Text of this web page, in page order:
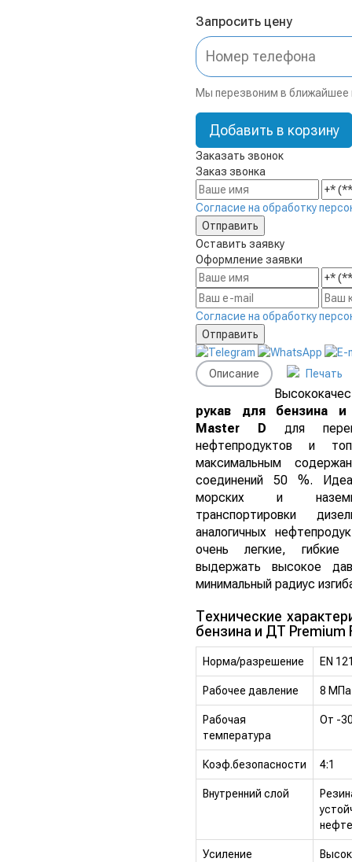
Запросить цену
Мы перезвоним в ближайшее
Добавить в корзину
Заказать звонок
Заказ звонка
Согласие на обработку
Оставить заявку
Оформление заявки
Согласие на обработку
Описание Печать
рукав для бензина
Master D для
нефтепродуктов и
максимальным
соединений 50 %.
морских и
транспортировки
аналогичных
очень легкие, гибкие
выдержать высокое
минимальный радиус
Технические
бензина и ДТ Premium
Норма/разрешение EN
Рабочее давление 8 МПа
Рабочая
температура
От -
Коэф.безопасности 4:1
Внутренний слой
Усиление